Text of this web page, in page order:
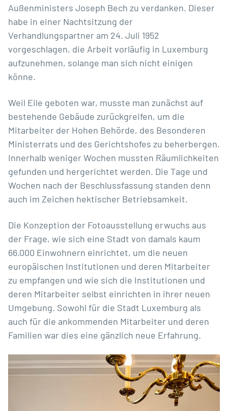
Außenministers Joseph Bech zu verdanken. Dieser
habe in einer Nachtsitzung der
Verhandlungspartner am 24. Juli 1952
vorgeschlagen, die Arbeit vorläufig in Luxemburg
aufzunehmen, solange man sich nicht einigen
könne.
Weil Eile geboten war, musste man zunächst auf
bestehende Gebäude zurückgreifen, um die
Mitarbeiter der Hohen Behörde, des Besonderen
Ministerrats und des Gerichtshofes zu beherbergen.
Innerhalb weniger Wochen mussten Räumlichkeiten
gefunden und hergerichtet werden. Die Tage und
Wochen nach der Beschlussfassung standen denn
auch im Zeichen hektischer Betriebsamkeit.
Die Konzeption der Fotoausstellung erwuchs aus
der Frage, wie sich eine Stadt von damals kaum
66.000 Einwohnern einrichtet, um die neuen
europäischen Institutionen und deren Mitarbeiter
zu empfangen und wie sich die Institutionen und
deren Mitarbeiter selbst einrichten in ihrer neuen
Umgebung. Sowohl für die Stadt Luxemburg als
auch für die ankommenden Mitarbeiter und deren
Familien war dies eine gänzlich neue Erfahrung.